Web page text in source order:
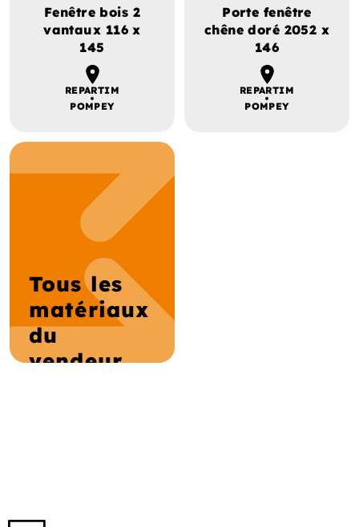
Fenêtre bois 2
vantaux 116 x
145
REPARTIM
POMPEY
Porte fenêtre
chêne doré 2052 x
146
REPARTIM
POMPEY
Tous les
matériaux
du
vendeur